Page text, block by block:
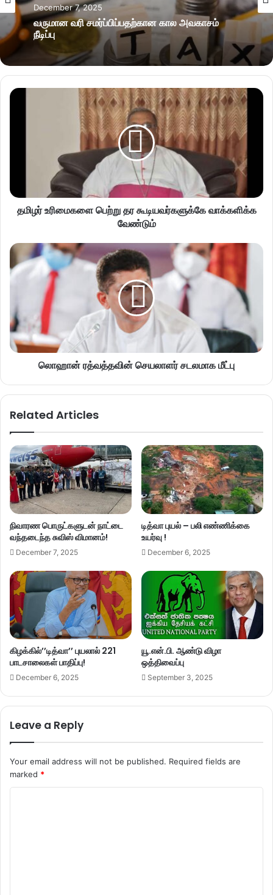
December 7, 2025
வருமான வரி சமர்ப்பிப்பதற்கான கால அவகாசம்
நீடிப்பு
தமிழர் உரிமைகளை பெற்று தர கூடியவர்களுக்கே வாக்களிக்க
வேண்டும்
லொஹான் ரத்வத்தவின் செயலாளர் சடலமாக மீட்பு
Related Articles
நிவாரண பொருட்களுடன் நாட்டை
வந்தடைந்த சுவிஸ் விமானம்!
December 7, 2025
டித்வா புயல் – பலி எண்ணிக்கை
உயர்வு !
December 6, 2025
கிழக்கில்’’டித்வா’’ புயலால் 221
பாடசாலைகள் பாதிப்பு!
December 6, 2025
யூ.என்.பி. ஆண்டு விழா
ஒத்திவைப்பு
September 3, 2025
Leave a Reply
Your email address will not be published. Required fields are
marked *